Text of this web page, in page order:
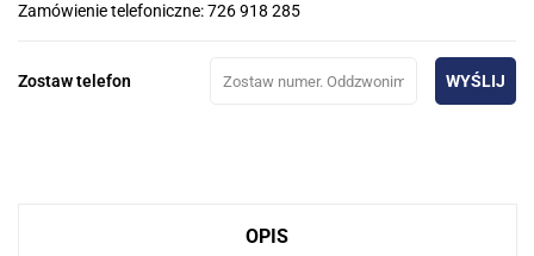
Zamówienie telefoniczne: 726 918 285
Zostaw telefon WYŚLIJ
OPIS